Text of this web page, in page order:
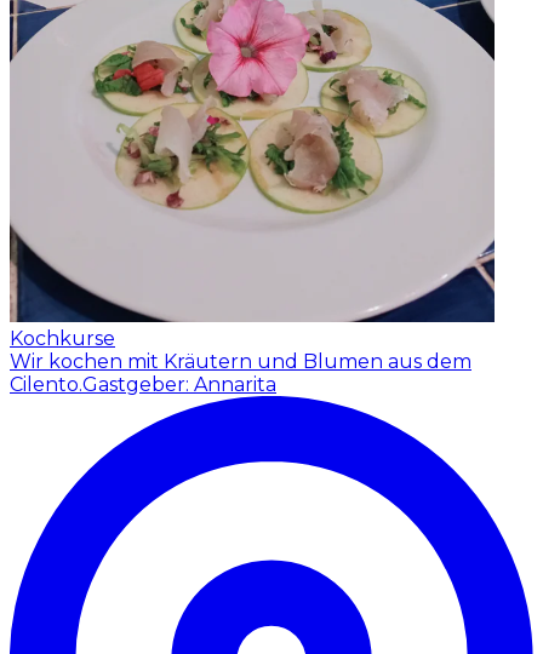
Kochkurse
Wir kochen mit Kräutern und Blumen aus dem
Cilento.Gastgeber: Annarita